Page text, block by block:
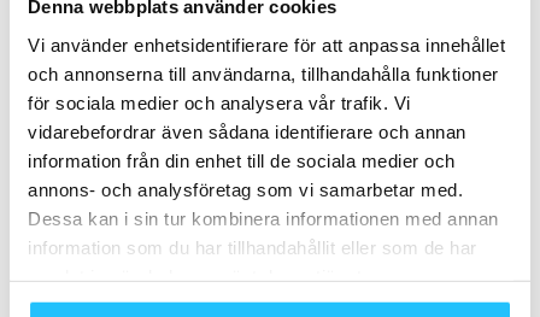
Denna webbplats använder cookies
Vi använder enhetsidentifierare för att anpassa innehållet
och annonserna till användarna, tillhandahålla funktioner
för sociala medier och analysera vår trafik. Vi
vidarebefordrar även sådana identifierare och annan
information från din enhet till de sociala medier och
annons- och analysföretag som vi samarbetar med.
Dessa kan i sin tur kombinera informationen med annan
information som du har tillhandahållit eller som de har
Brian van den Brink
Relaterade artiklar Mer av samma författare
Business
SATS lanserar nordisk
varumärkeskampanj för att inspirera
till mer rörelse